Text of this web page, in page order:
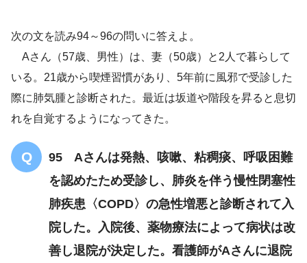
坂道や階段を昇ると息切れ
塞性換気障害
次の文を読み94～96の問いに答えよ。
Aさん（57歳、男性）は、妻（50歳）と2人で暮らして
いる。21歳から喫煙習慣があり、5年前に風邪で受診した
際に肺気腫と診断された。最近は坂道や階段を昇ると息切
れを自覚するようになってきた。
95 Aさんは発熱、咳嗽、粘稠痰、呼吸困難
を認めたため受診し、肺炎を伴う慢性閉塞性
肺疾患〈COPD〉の急性増悪と診断されて入
院した。入院後、薬物療法によって病状は改
善し退院が決定した。看護師がAさんに退院